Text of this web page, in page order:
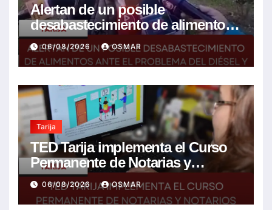
Alertan de un posible
desabastecimiento de alimentos
ante el problema del diésel y el
encarecimiento de insumos
agrícolas
06/08/2026 OSMAR
Tarija
TED Tarija implementa el Curso
Permanente de Notarias y
Notarios Electorales 2026
06/08/2026 OSMAR